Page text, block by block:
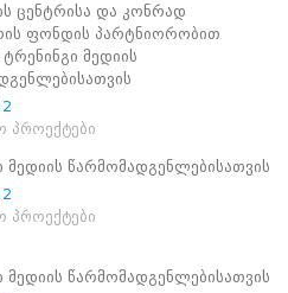
ცენტრისა და კონრად
ფონდის პარტნიორობით
მედიის
პროექტები
მედიის წარმომადგენლებისათვის
პროექტები
მედიის წარმომადგენლებისათვის